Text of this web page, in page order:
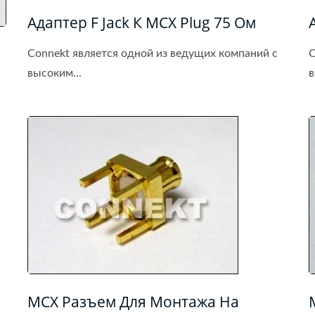
Адаптер F Jack К MCX Plug 75 Ом
Connekt является одной из ведущих компаний с
высоким...
MCX Разъем Для Монтажа На